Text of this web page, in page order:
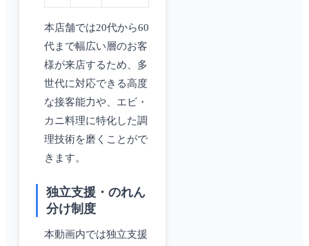
本店舗では20代から60
代まで幅広い層のお客
様が来店するため、多
世代に対応できる高度
な接客能力や、エビ・
カニ料理に特化した調
理技術を磨くことがで
きます。
独立支援・のれん
分け制度
本動画内では独立支援